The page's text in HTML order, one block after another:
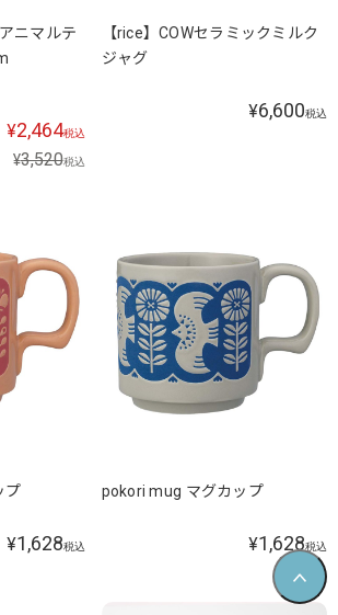
アニマルテ
¥2,464税込
¥3,520税込
【rice】COWセラミックミルク
ジャグ
¥6,600税込
プ
¥1,628税込
pokori mug マグカップ
¥1,628税込